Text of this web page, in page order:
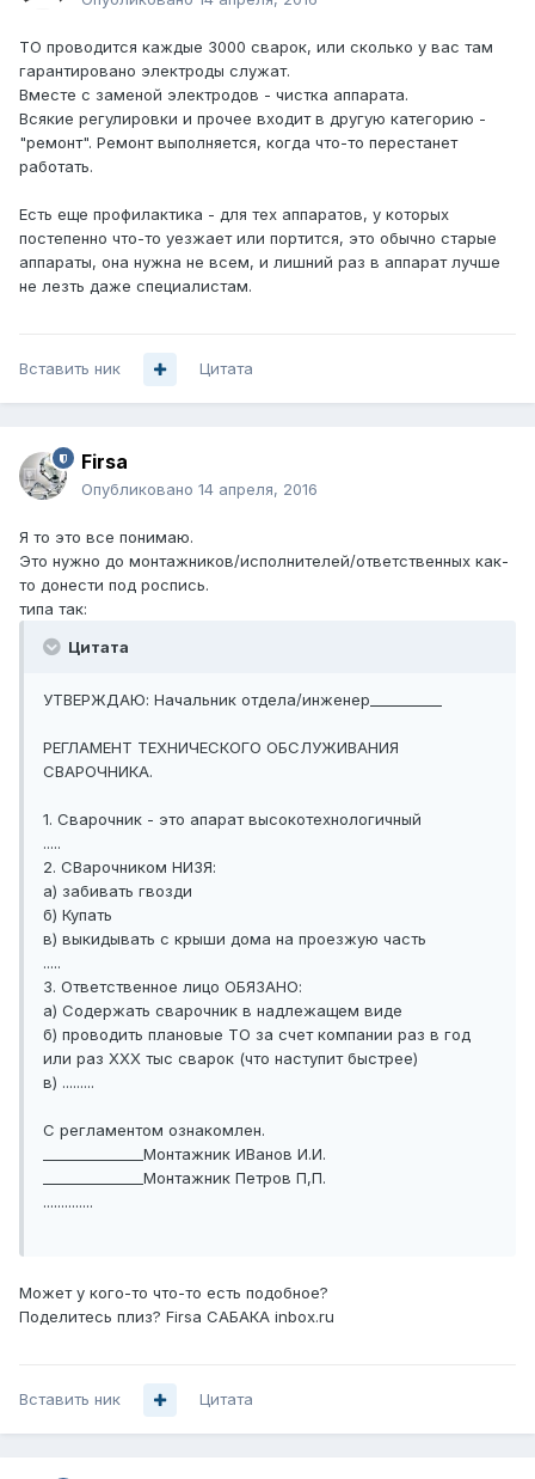
ТО проводится каждые 3000 сварок, или сколько у вас там
гарантировано электроды служат.
Вместе с заменой электродов - чистка аппарата.
Всякие регулировки и прочее входит в другую категорию -
"ремонт". Ремонт выполняется, когда что-то перестанет
работать.
Есть еще профилактика - для тех аппаратов, у которых
постепенно что-то уезжает или портится, это обычно старые
аппараты, она нужна не всем, и лишний раз в аппарат лучше
не лезть даже специалистам.
Вставить ник Цитата
Firsa
Опубликовано 14 апреля, 2016
Я то это все понимаю.
Это нужно до монтажников/исполнителей/ответственных как-
то донести под роспись.
типа так:
Цитата
УТВЕРЖДАЮ: Начальник отдела/инженер__________
РЕГЛАМЕНТ ТЕХНИЧЕСКОГО ОБСЛУЖИВАНИЯ
СВАРОЧНИКА.
1. Сварочник - это апарат высокотехнологичный
.....
2. СВарочником НИЗЯ:
а) забивать гвозди
б) Купать
в) выкидывать с крыши дома на проезжую часть
.....
3. Ответственное лицо ОБЯЗАНО:
а) Содержать сварочник в надлежащем виде
б) проводить плановые ТО за счет компании раз в год
или раз ХХХ тыс сварок (что наступит быстрее)
в) .........
С регламентом ознакомлен.
______________Монтажник ИВанов И.И.
______________Монтажник Петров П,П.
..............
Может у кого-то что-то есть подобное?
Поделитесь плиз? Firsa САБАКА inbox.ru
Вставить ник Цитата